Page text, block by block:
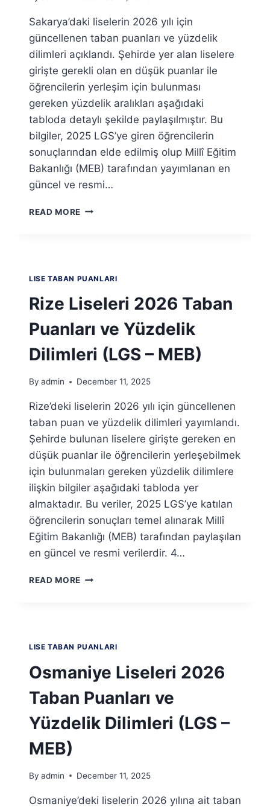
Sakarya’daki liselerin 2026 yılı için
güncellenen taban puanları ve yüzdelik
dilimleri açıklandı. Şehirde yer alan liselere
girişte gerekli olan en düşük puanlar ile
öğrencilerin yerleşim için bulunması
gereken yüzdelik aralıkları aşağıdaki
tabloda detaylı şekilde paylaşılmıştır. Bu
bilgiler, 2025 LGS’ye giren öğrencilerin
sonuçlarından elde edilmiş olup Millî Eğitim
Bakanlığı (MEB) tarafından yayımlanan en
güncel ve resmi…
READ MORE SAKARYA
YÜZDELIK
DILIMLERI
(LGS
MEB)
LISE TABAN PUANLARI
Rize Liseleri 2026 Taban
Puanları ve Yüzdelik
Dilimleri (LGS – MEB)
By admin December 11, 2025
Rize’deki liselerin 2026 yılı için güncellenen
taban puan ve yüzdelik dilimleri yayımlandı.
Şehirde bulunan liselere girişte gereken en
düşük puanlar ile öğrencilerin yerleşebilmek
için bulunmaları gereken yüzdelik dilimlere
ilişkin bilgiler aşağıdaki tabloda yer
almaktadır. Bu veriler, 2025 LGS’ye katılan
öğrencilerin sonuçları temel alınarak Millî
Eğitim Bakanlığı (MEB) tarafından paylaşılan
en güncel ve resmi verilerdir. 4…
READ MORE RIZE
DILIMLERI
(LGS
–
MEB)
LISE TABAN PUANLARI
Osmaniye Liseleri 2026
Taban Puanları ve
Yüzdelik Dilimleri (LGS –
MEB)
By admin December 11, 2025
Osmaniye’deki liselerin 2026 yılına ait taban